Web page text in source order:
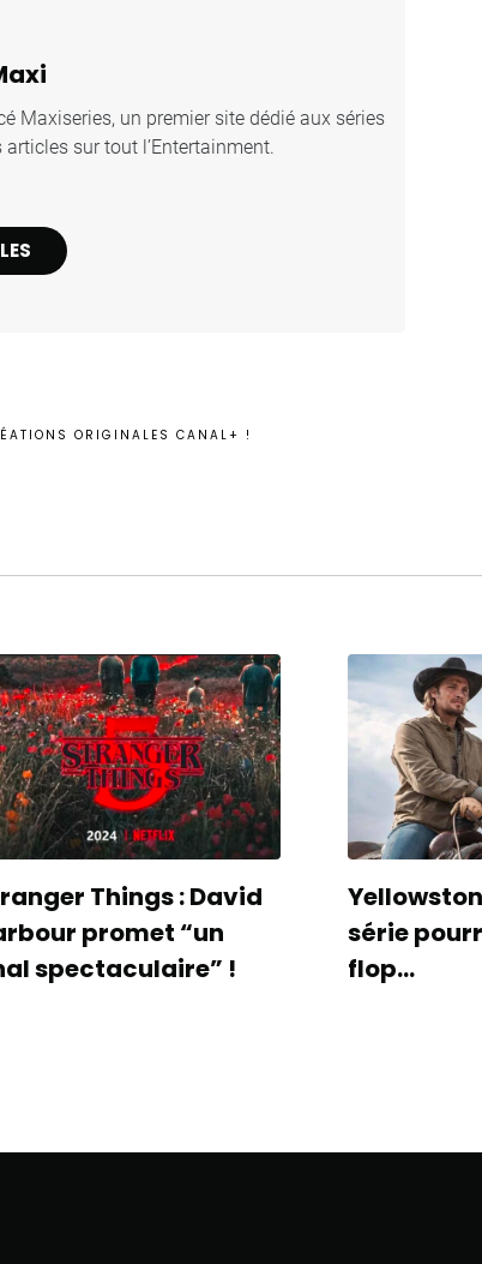
Maxiseries, un premier site dédié aux séries
sur tout l’Entertainment.
ORIGINALES CANAL+ !
Things : David
promet “un
spectaculaire” !
série
flop…